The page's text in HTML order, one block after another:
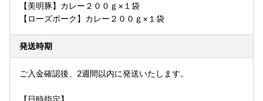
【美明豚】カレー２００ｇ×１袋
【ローズポーク】カレー２００ｇ×１袋
発送時期
ご入金確認後、2週間以内に発送いたします。